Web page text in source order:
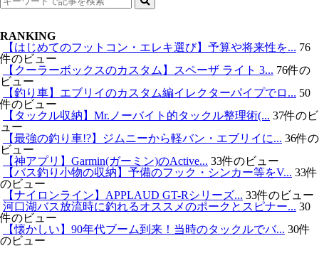
索
RANKING
【はじめてのフットコン・エレキ選び】予算や将来性を... 76
件のビュー
【クーラーボックスのカスタム】スペーザ ライト 3... 76件の
ビュー
【釣り車】エブリイのカスタム編イレクターパイプでロ... 50
件のビュー
【タックル収納】Mr.ノーバイト的タックル整理術(... 37件のビ
ュー
【最強の釣り車!?】ジムニーから軽バン・エブリイに... 36件の
ビュー
【神アプリ】Garmin(ガーミン)のActive... 33件のビュー
【バス釣り小物の収納】予備のフック・シンカー等をV... 33件
のビュー
【ナイロンライン】APPLAUD GT-Rシリーズ... 33件のビュー
河口湖バス放流時に釣れるオススメのポークとスピナー... 30
件のビュー
【懐かしい】90年代ブーム到来！当時のタックルでバ... 30件
のビュー